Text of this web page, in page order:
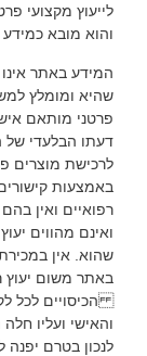
לייעוץ מקצועי
והוא מובא
המידע באתר
שהיא ומומלץ
פרטני מותאם
דעתו הבלעדי
לרכישת מוצרים
באמצעות
רפואיים ואין
ואינם מהווים
שהוא. אין
באתר משום יעוץ
הכיסויים לכל
והאישי ועליו
לנכון בטרם